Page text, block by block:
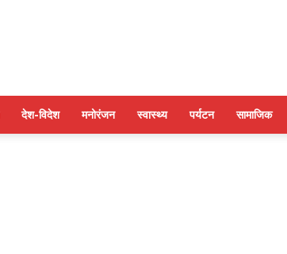
देश-विदेश मनोरंजन स्वास्थ्य पर्यटन सामाजिक